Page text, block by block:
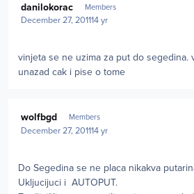
danilokorac Members
December 27, 201114 yr
vinjeta se ne uzima za put do segedina.
unazad cak i pise o tome
wolfbgd Members
December 27, 201114 yr
Do Segedina se ne placa nikakva
Ukljucijuci i AUTOPUT.